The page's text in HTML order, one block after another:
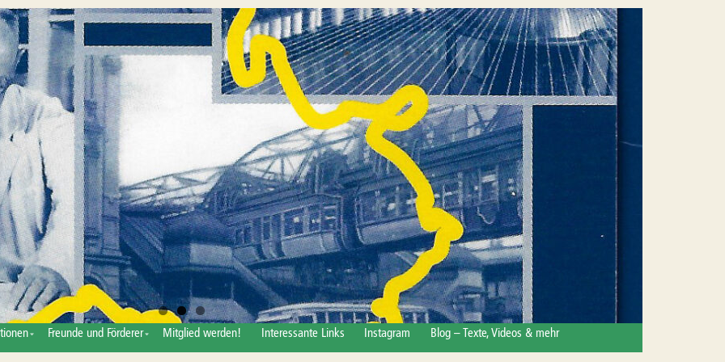
Freunde und Förderer Mitglied werden! Interessante Links Instagram Blog – Texte, Videos & mehr